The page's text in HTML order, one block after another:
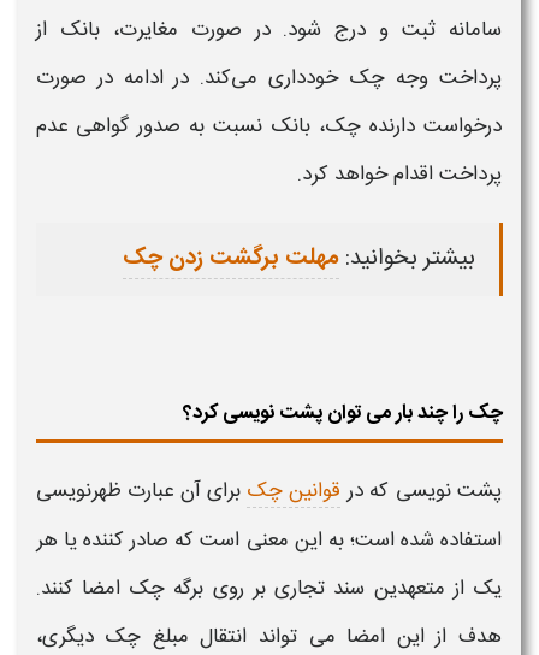
سامانه ثبت و درج شود. در صورت مغایرت، بانک از
پرداخت وجه چکخودداری می‌کند. در ادامه در صورت
درخواست دارنده چک، بانک نسبت به صدور گواهی عدم
پرداخت اقدام خواهد کرد.
بیشتر بخوانید:مهلت برگشت زدن چک
چک را چند بار می توان پشت نویسی کرد؟
پشت نویسی که در قوانین چک برای آن عبارت ظهرنویسی
استفاده شده است؛ به این معنی است که صادر کننده یا هر
یک از متعهدین سند تجاری بر روی برگه چک امضا کنند.
هدف از این امضا می تواند انتقال مبلغ چک دیگری،